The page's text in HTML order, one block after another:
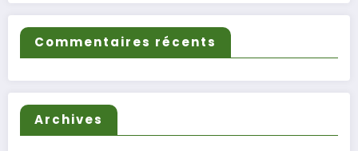
Commentaires récents
Archives